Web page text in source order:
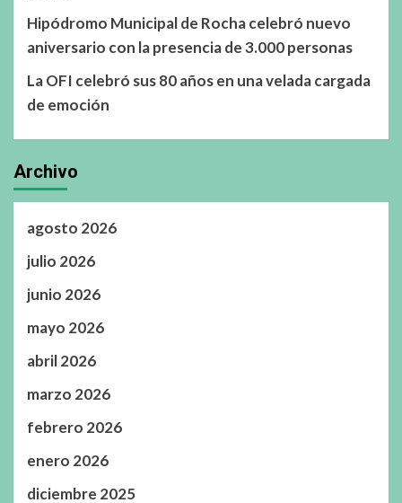
Hipódromo Municipal de Rocha celebró nuevo
aniversario con la presencia de 3.000 personas
La OFI celebró sus 80 años en una velada cargada
de emoción
Archivo
agosto 2026
julio 2026
junio 2026
mayo 2026
abril 2026
marzo 2026
febrero 2026
enero 2026
diciembre 2025